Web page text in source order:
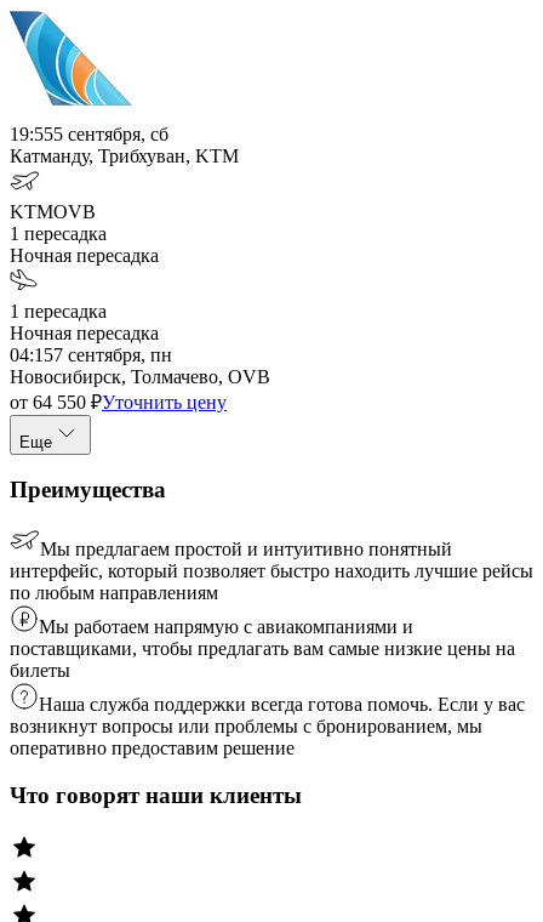
19:555 сентября, сб
Катманду, Трибхуван, KTM
KTMOVB
1 пересадка
Ночная пересадка
1 пересадка
Ночная пересадка
04:157 сентября, пн
Новосибирск, Толмачево, OVB
от 64 550 ₽Уточнить цену
Еще
Преимущества
Мы предлагаем простой и интуитивно понятный
интерфейс, который позволяет быстро находить лучшие рейсы
по любым направлениям
Мы работаем напрямую с авиакомпаниями и
поставщиками, чтобы предлагать вам самые низкие цены на
билеты
Наша служба поддержки всегда готова помочь. Если у вас
возникнут вопросы или проблемы с бронированием, мы
оперативно предоставим решение
Что говорят наши клиенты